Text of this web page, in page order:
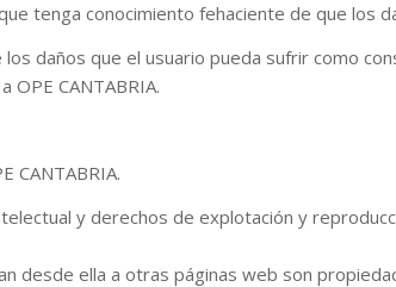
tenga conocimiento fehaciente de que los
daños que el usuario pueda sufrir como
OPE CANTABRIA.
CANTABRIA.
y derechos de explotación y
desde ella a otras páginas web son